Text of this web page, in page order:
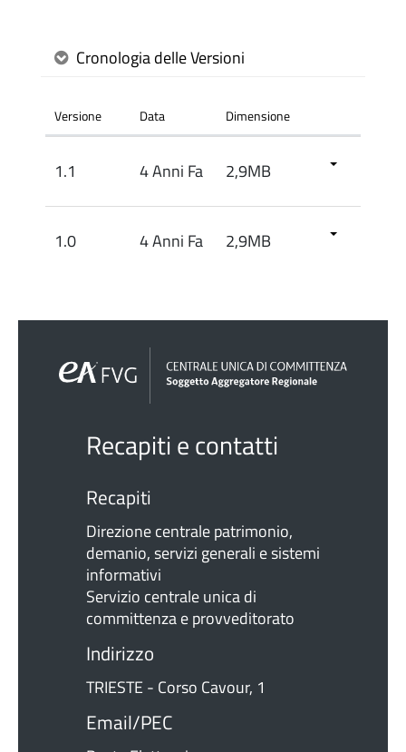
Cronologia delle Versioni
Versione Data Dimensione
1.1 4 Anni Fa 2,9MB
1.0 4 Anni Fa 2,9MB
Recapiti e contatti
Recapiti
Direzione centrale patrimonio,
demanio, servizi generali e sistemi
informativi
Servizio centrale unica di
committenza e provveditorato
Indirizzo
TRIESTE - Corso Cavour, 1
Email/PEC